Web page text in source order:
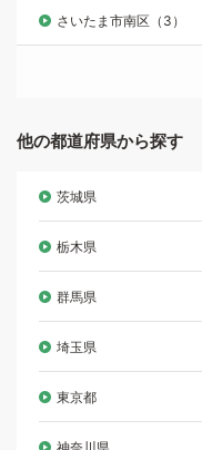
さいたま市南区（3）
他の都道府県から探す
茨城県
栃木県
群馬県
埼玉県
東京都